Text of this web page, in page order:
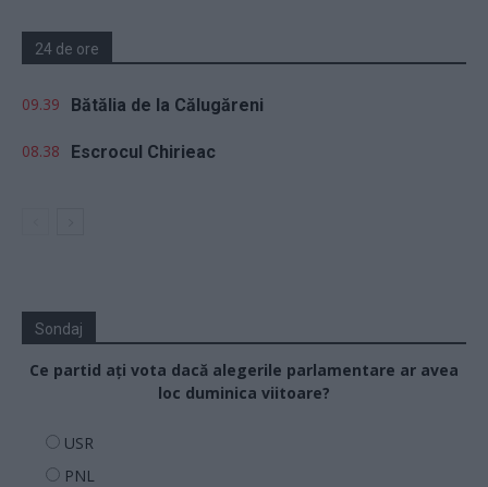
24 de ore
09.39 Bătălia de la Călugăreni
08.38 Escrocul Chirieac
Sondaj
Ce partid ați vota dacă alegerile parlamentare ar avea
loc duminica viitoare?
USR
PNL